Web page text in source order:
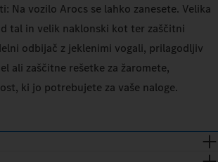
Na vozilo Arocs se lahko zanesete. Velika
tal in velik naklonski kot ter zaščitni
odbijač z jeklenimi vogali, prilagodljiv
ali zaščitne rešetke za žaromete,
ki jo potrebujete za vaše naloge.